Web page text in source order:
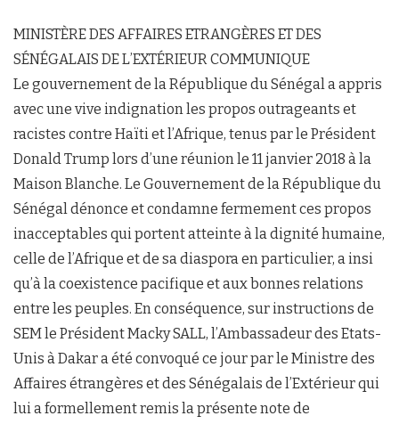
MINISTÈRE DES AFFAIRES ETRANGÈRES ET DES
SÉNÉGALAIS DE L’EXTÉRIEUR COMMUNIQUE
Le gouvernement de la République du Sénégal a appris
avec une vive indignation les propos outrageants et
racistes contre Haïti et l’Afrique, tenus par le Président
Donald Trump lors d’une réunion le 11 janvier 2018 à la
Maison Blanche. Le Gouvernement de la République du
Sénégal dénonce et condamne fermement ces propos
inacceptables qui portent atteinte à la dignité humaine,
celle de l’Afrique et de sa diaspora en particulier, a insi
qu’à la coexistence pacifique et aux bonnes relations
entre les peuples. En conséquence, sur instructions de
SEM le Président Macky SALL, l’Ambassadeur des Etats-
Unis à Dakar a été convoqué ce jour par le Ministre des
Affaires étrangères et des Sénégalais de l’Extérieur qui
lui a formellement remis la présente note de